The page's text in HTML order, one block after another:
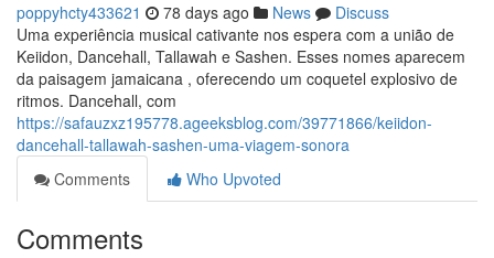
poppyhcty433621 78 days ago News
Discuss
Uma experiência musical cativante nos espera com a união de
Keiidon, Dancehall, Tallawah e Sashen. Esses nomes aparecem
da paisagem jamaicana , oferecendo um coquetel explosivo de
ritmos. Dancehall, com
https://safauzxz195778.ageeksblog.com/39771866/keiidon-
dancehall-tallawah-sashen-uma-viagem-sonora
Comments
Who Upvoted
Comments